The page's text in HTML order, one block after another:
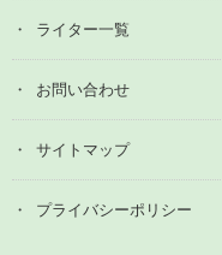
ライター一覧
お問い合わせ
サイトマップ
プライバシーポリシー